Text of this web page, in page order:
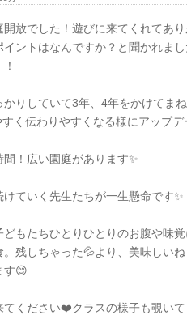
開放でした！遊びに来てくれてあ
ントはなんですか？と聞かれまし
かりしていて3年、4年をかけてま
すく伝わりやすくなる様にアップ
！広い園庭があります✨
ていく先生たちが一生懸命です✨
もたちひとりひとりのお腹や味
。残しちゃった💦より、美味しい
す😊
てください❤️クラスの様子も覗い